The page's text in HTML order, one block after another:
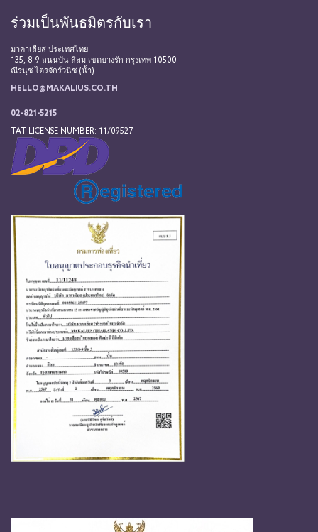
ร่วมเป็นพันธมิตรกับเรา
มาคาเลียส ประเทศไทย
135, 8-9 ถนนปัน สีลม เขตบางรัก กรุงเทพ 10500
ณีรนุช ไตรจักร์วนิช (น้ำ)
HELLO@MAKALIUS.CO.TH
02-821-5215
TAT LICENSE NUMBER: 11/09527